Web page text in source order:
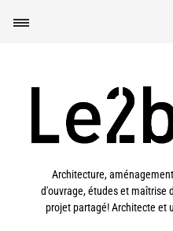
Architecture,
d'ouvrage, études et maîtrise
projet partagé! Architecte et